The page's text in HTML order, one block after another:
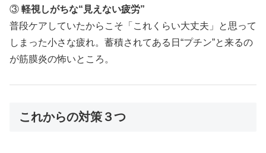
③ 軽視しがちな“見えない疲労”
普段ケアしていたからこそ「これくらい大丈夫」と思って
しまった小さな疲れ。蓄積されてある日“プチン”と来るの
が筋膜炎の怖いところ。
これからの対策３つ